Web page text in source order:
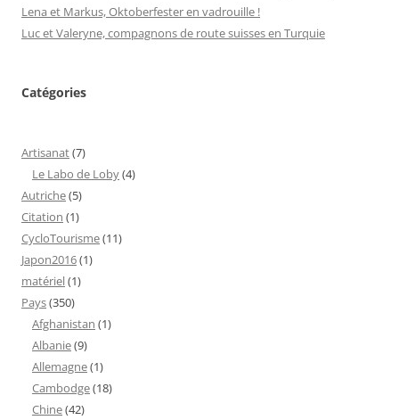
Lena et Markus, Oktoberfester en vadrouille !
Luc et Valeryne, compagnons de route suisses en Turquie
Catégories
Artisanat(7)
Le Labo de Loby(4)
Autriche(5)
Citation (1)
CycloTourisme(11)
Japon2016(1)
matériel(1)
Pays(350)
Afghanistan (1)
Albanie(9)
Allemagne(1)
Cambodge(18)
Chine(42)